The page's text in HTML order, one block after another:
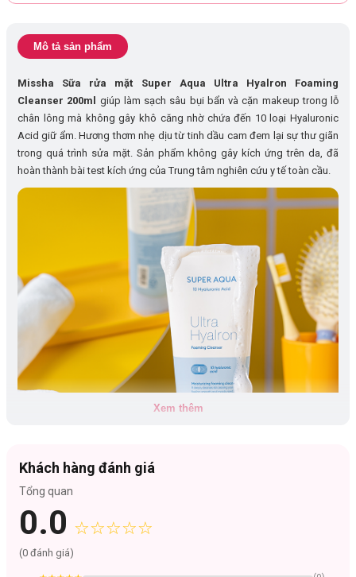
Mô tả sản phẩm
Missha Sữa rửa mặt Super Aqua Ultra Hyalron Foaming
Cleanser 200ml
giúp làm sạch sâu bụi bẩn và cặn makeup trong lỗ
chân lông mà không gây khô căng nhờ chứa đến 10 loại Hyaluronic
Acid giữ ẩm. Hương thơm nhẹ dịu từ tinh dầu cam đem lại sự thư giãn
trong quá trình sửa mặt. Sản phẩm không gây kích ứng trên da, đã
hoàn thành bài test kích ứng của Trung tâm nghiên cứu y tế toàn cầu.
Loại da phù hợp:
Mọi loại da, đặc biệt da dầu và hỗn hợp thiên dầu
Xem thêm
Khách hàng đánh giá
Tổng quan
0.0 ☆☆☆☆☆
(0 đánh giá)